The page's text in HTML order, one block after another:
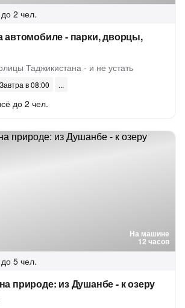
до 2 чел.
автомобиле - парки, дворцы,
Таджикистана - и не устать
Завтра в 08:00
до 2 чел.
На машине
12 часов
до 5 чел.
природе: из Душанбе - к озеру